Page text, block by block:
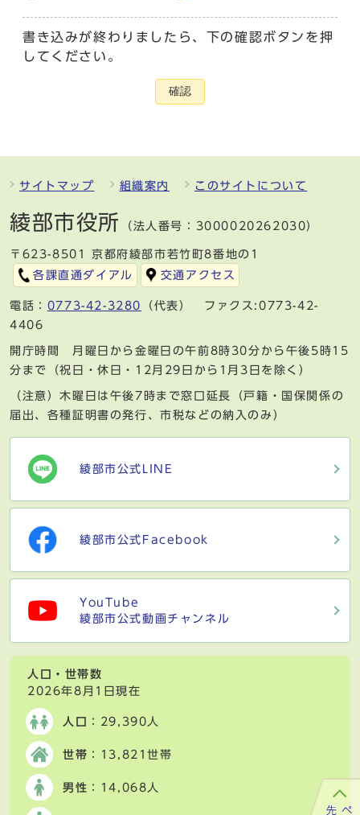
書き込みが終わりましたら、下の確認ボタンを押
してください。
確認
サイトマップ 組織案内 このサイトについて
綾部市役所 （法人番号：3000020262030）
〒623-8501 京都府綾部市若竹町8番地の1
各課直通ダイアル
交通アクセス
電話： 0773-42-3280
（代表） ファクス:0773-42-
4406
開庁時間 月曜日から金曜日の午前8時30分から午後5時15
分まで（祝日・休日・12月29日から1月3日を除く）
（注意）木曜日は午後7時まで窓口延長（戸籍・国保関係の
届出、各種証明書の発行、市税などの納入のみ）
綾部市公式LINE
綾部市公式Facebook
YouTube
綾部市公式動画チャンネル
人口・世帯数
2026年8月1日現在
人口 ：29,390人
世帯 ：13,821世帯
男性 ：14,068人